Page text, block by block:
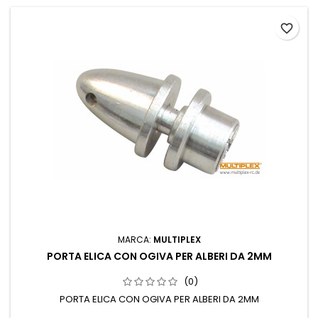
MARCA: MULTIPLEX
PORTA ELICA CON OGIVA PER ALBERI DA 2MM
(0)
PORTA ELICA CON OGIVA PER ALBERI DA 2MM
favorite_border